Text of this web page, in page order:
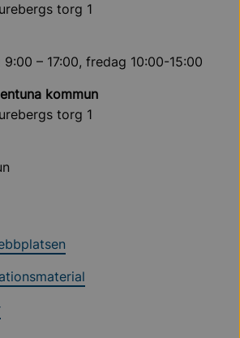
torg 1
– 17:00, fredag 10:00-15:00
kommun
torg 1